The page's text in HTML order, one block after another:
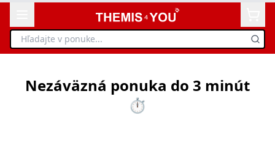
Nezáväzná ponuka do 3 minút
⏱️